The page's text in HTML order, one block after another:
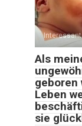
Als
geboren
Leben
sie